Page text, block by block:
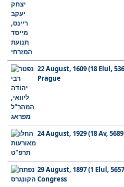
22 August, 1609 (18 Elul,
Prague
24 August, 1929 (18 Av,
29 August, 1897 (1 Elul,
Congress